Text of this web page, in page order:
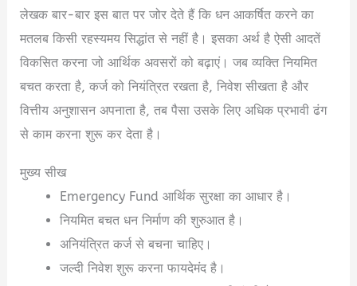
लेखक बार-बार इस बात पर जोर देते हैं कि धन आकर्षित करने का
मतलब किसी रहस्यमय सिद्धांत से नहीं है। इसका अर्थ है ऐसी आदतें
विकसित करना जो आर्थिक अवसरों को बढ़ाएं। जब व्यक्ति नियमित
बचत करता है, कर्ज को नियंत्रित रखता है, निवेश सीखता है और
वित्तीय अनुशासन अपनाता है, तब पैसा उसके लिए अधिक प्रभावी ढंग
से काम करना शुरू कर देता है।
मुख्य सीख
Emergency Fund आर्थिक सुरक्षा का आधार है।
नियमित बचत धन निर्माण की शुरुआत है।
अनियंत्रित कर्ज से बचना चाहिए।
जल्दी निवेश शुरू करना फायदेमंद है।